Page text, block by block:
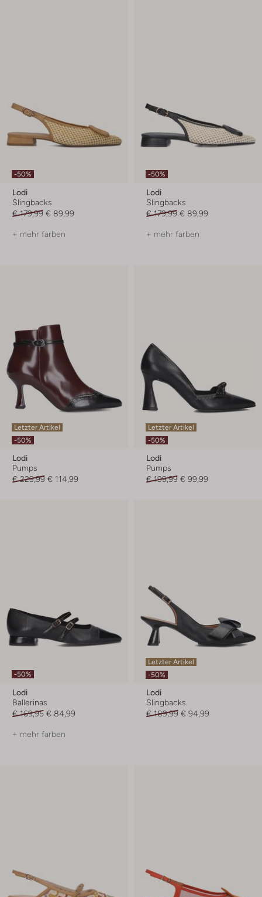
-50%
Lodi
Slingbacks
€ 179,99 € 89,99
+ mehr farben
-50%
Lodi
Slingbacks
€ 179,99 € 89,99
+ mehr farben
Letzter Artikel
-50%
Lodi
Pumps
€ 229,99 € 114,99
Letzter Artikel
-50%
Lodi
Pumps
€ 199,99 € 99,99
-50%
Lodi
Ballerinas
€ 169,95 € 84,99
+ mehr farben
Letzter Artikel
-50%
Lodi
Slingbacks
€ 189,99 € 94,99